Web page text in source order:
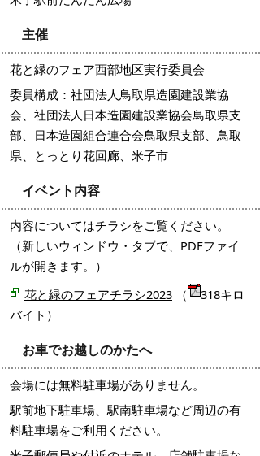
主催
花と緑のフェア西部地区実行委員会
委員構成：社団法人鳥取県造園建設業協
会、社団法人日本造園建設業協会鳥取県支
部、日本造園組合連合会鳥取県支部、鳥取
県、とっとり花回廊、米子市
イベント内容
内容についてはチラシをご覧ください。
（新しいウィンドウ・タブで、PDFファイ
ルが開きます。）
花と緑のフェアチラシ2023 （
318キロ
バイト）
お車でお越しのかたへ
会場には無料駐車場がありません。
駅前地下駐車場、駅南駐車場など周辺の有
料駐車場をご利用ください。